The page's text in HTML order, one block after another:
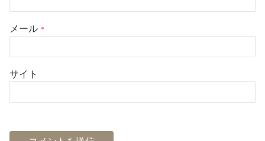
メール *
サイト